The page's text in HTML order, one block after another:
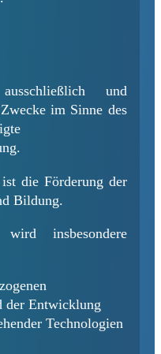
und
im Sinne des
die Förderung der
Bildung.
insbesondere
der Entwicklung
Technologien